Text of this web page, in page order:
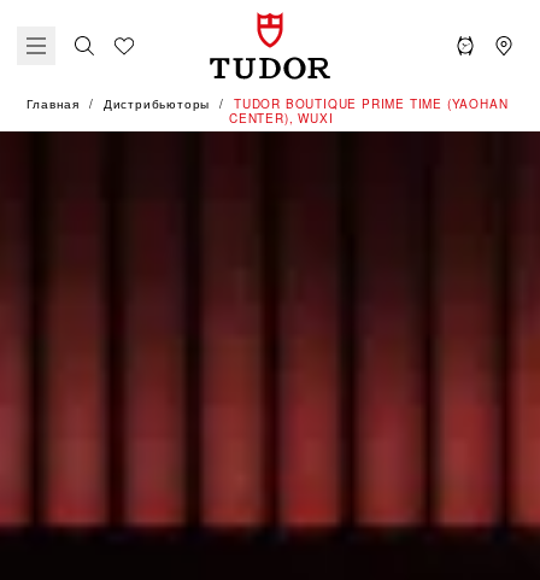
Главная Дистрибьюторы
‭TUDOR BOUTIQUE PRIME TIME (YAOHAN
CENTER), WUXI‬